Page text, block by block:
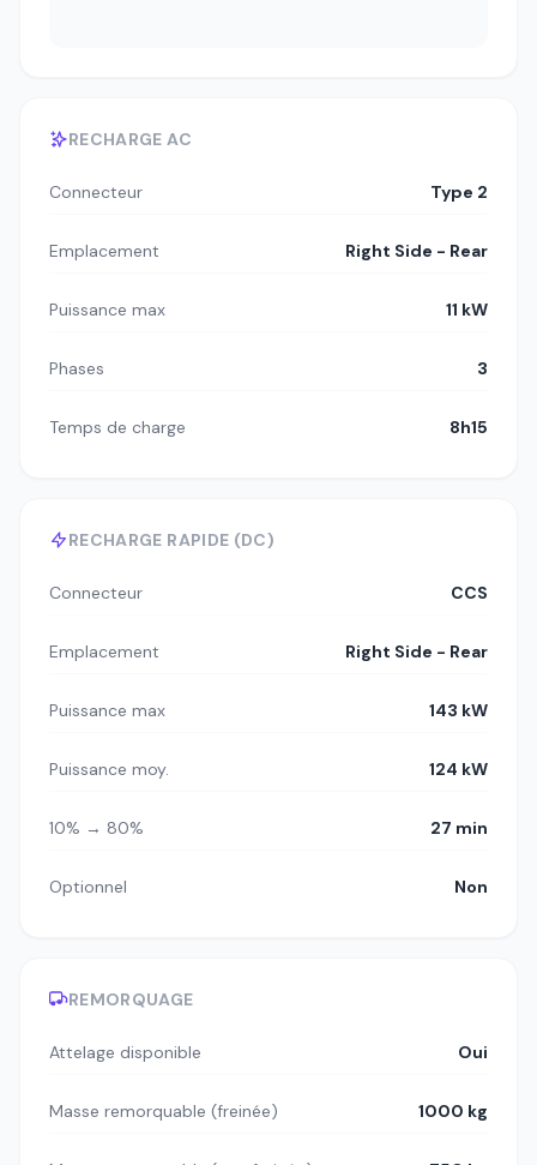
RECHARGE AC
Connecteur Type 2
Emplacement Right Side - Rear
Puissance max 11 kW
Phases 3
Temps de charge 8h15
RECHARGE RAPIDE (DC)
Connecteur CCS
Emplacement Right Side - Rear
Puissance max 143 kW
Puissance moy. 124 kW
10% → 80% 27 min
Optionnel Non
REMORQUAGE
Attelage disponible Oui
Masse remorquable (freinée) 1000 kg